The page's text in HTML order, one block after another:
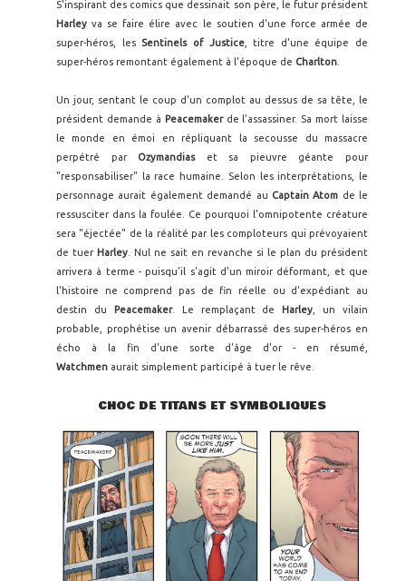
S'inspirant des comics que dessinait son père, le futur président
Harley va se faire élire avec le soutien d'une force armée de
super-héros, les Sentinels of Justice, titre d'une équipe de
super-héros remontant également à l'époque de Charlton
Un jour, sentant le coup d'un complot au dessus de sa tête, le
président demande à Peacemakerde l'assassiner. Sa mort laisse
le monde en émoi en répliquant la secousse du massacre
perpétré par Ozymandiaset sa pieuvre géante pour
"responsabiliser" la race humaine. Selon les interprétations, le
personnage aurait également demandé au Captain Atom de le
ressusciter dans la foulée. Ce pourquoi l'omnipotente créature
sera "éjectée" de la réalité par les comploteurs qui prévoyaient
de tuer Harley . Nul ne sait en revanche si le plan du président
arrivera à terme - puisqu'il s'agit d'un miroir déformant, et que
l'histoire ne comprend pas de fin réelle ou d'expédiant au
destin du
Peacemaker. Le remplaçant de Harley , un vilain
probable, prophétise un avenir débarrassé des super-héros en
écho à la fin d'une sorte d'âge d'or - en résumé,
Watchmen aurait simplement participé à tuer le rêve.
CHOC DE TITANS ET SYMBOLIQUES